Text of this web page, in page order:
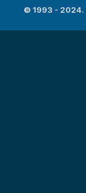
© 1993 - 2024.